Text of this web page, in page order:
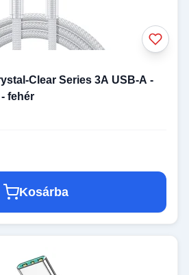
Clear Series 3A USB-A -
fehér
Kosárba